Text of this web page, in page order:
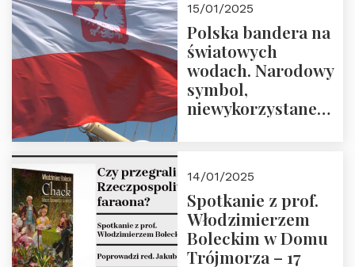
Prowadzi prof.
Zbigniew
Stawrowski
15/01/2025
Polska bandera na
światowych
wodach. Narodowy
symbol,
niewykorzystane
14/01/2025
Spotkanie z prof.
Włodzimierzem
Boleckim w Domu
Trójmorza – 17